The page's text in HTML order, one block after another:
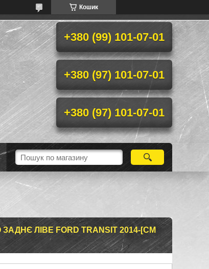
Кошик
+380 (99) 101-07-01
+380 (97) 101-07-01
+380 (97) 101-07-01
ЛІВЕ FORD TRANSIT 2014-[CM